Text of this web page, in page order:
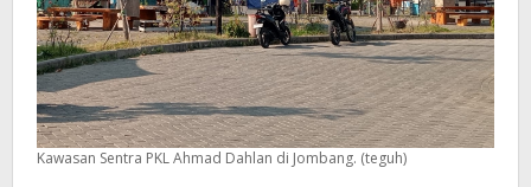
Kawasan Sentra PKL Ahmad Dahlan di Jombang. (teguh)